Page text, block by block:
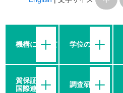
機構について 学位の授与
質保証・
国際連携
調査研究